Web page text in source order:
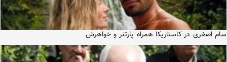
سام اصغری در کاستاریکا همراه پارتنر و خواهرش